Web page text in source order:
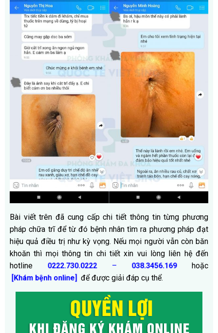
Bài viết trên đã cung cấp chi tiết thông tin từng phương
pháp chữa trĩ để từ đó bệnh nhân tìm ra phương pháp đạt
hiệu quả điều trị như kỳ vọng. Nếu mọi người vẫn còn băn
khoăn thì mọi thông tin chi tiết xin vui lòng liên hệ đến
hotline
0222.730.0222 – 038.3456.169 hoặc
[Khám bệnh online] để được giải đáp cụ thể.